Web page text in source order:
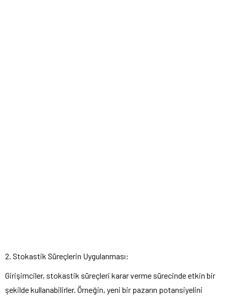
2. Stokastik Süreçlerin Uygulanması:
Girişimciler, stokastik süreçleri karar verme sürecinde etkin bir
şekilde kullanabilirler. Örneğin, yeni bir pazarın potansiyelini